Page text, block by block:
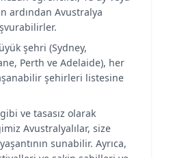
ardından Avustralya
şehri (Sydney,
Perth ve Adelaide), her
şehirleri listesine
ve tasasız olarak
Avustralyalılar, size
sunabilir. Ayrıca,